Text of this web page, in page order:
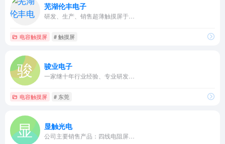
芜湖伦丰电子
研发、生产、销售超薄触摸屏于…
电容触摸屏 # 触摸屏
骏业电子
一家继十年行业经验、专业研发…
电容触摸屏 # 东莞
显触光电
公司主要销售产品：四线电阻屏…